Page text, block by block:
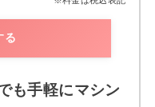
る
も手軽にマシン